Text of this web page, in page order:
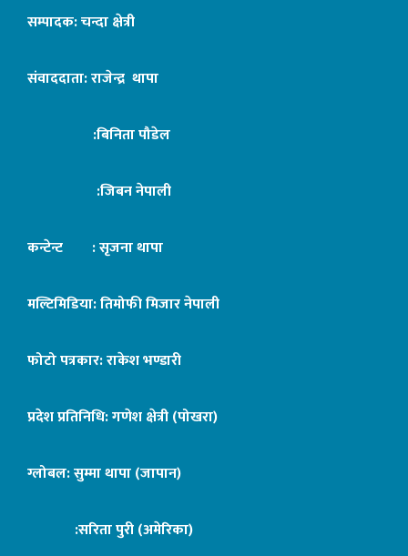
सम्पादक: चन्दा क्षेत्री
संवाददाता: राजेन्द्र थापा
:बिनिता पौडेल
:जिबन नेपाली
कन्टेन्ट : सृजना थापा
मल्टिमिडिया: तिमोफी मिजार नेपाली
फोटो पत्रकार: राकेश भण्डारी
प्रदेश प्रतिनिधि: गणेश क्षेत्री (पोखरा)
ग्लोबल: सुम्मा थापा (जापान)
:सरिता पुरी (अमेरिका)